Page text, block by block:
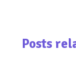
Posts